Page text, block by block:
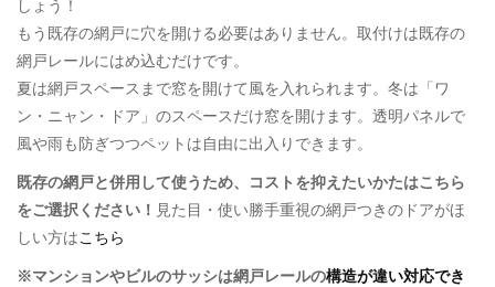
しょう！
もう既存の網戸に穴を開ける必要はありません。取付けは既存の
網戸レールにはめ込むだけです。
夏は網戸スペースまで窓を開けて風を入れられます。冬は「ワ
ン・ニャン・ドア」のスペースだけ窓を開けます。透明パネルで
風や雨も防ぎつつペットは自由に出入りできます。
既存の網戸と併用して使うため、コストを抑えたいかたはこちら
をご選択ください！ 見た目・使い勝手重視の網戸つきのドアがほ
しい方はこちら
※マンションやビルのサッシは網戸レールの構造が違い対応でき